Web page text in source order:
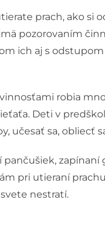
prach, ako si
pozorovaním
ich aj s
robia
Deti v
učesať sa, obliecť
pri utieraní
nestratí.